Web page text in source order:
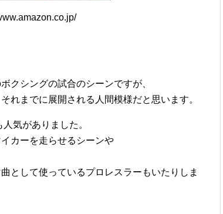
クシングの試合のシーンですが、
れまでに展開される人間模様だと思います。
気がありました。
カーを走らせるシーンや
として使っているプロレスラーもいたりしま